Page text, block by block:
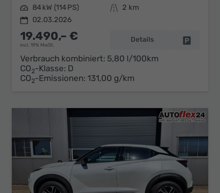
Leistung 84 kW (114 PS) Kilometerstand
2 km
02.03.2026
19.490,– €
incl. 19% MwSt.
Details
Verbrauch kombiniert: 5,80 l/100km
CO2-Klasse: D
CO2-Emissionen: 131,00 g/km